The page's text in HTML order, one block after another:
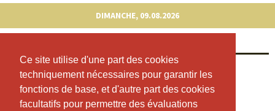
Ce site utilise d'une part des cookies
techniquement nécessaires pour garantir les
fonctions de base, et d'autre part des cookies
facultatifs pour permettre des évaluations
Ce site utilise d'une part des cookies
techniquement nécessaires pour garantir les
fonctions de base, et d'autre part des cookies
facultatifs pour permettre des évaluations
DIMANCHE, 09.08.2026
08:30 - 09:30
Paradiesli Schlatt
Fabienne Brunner